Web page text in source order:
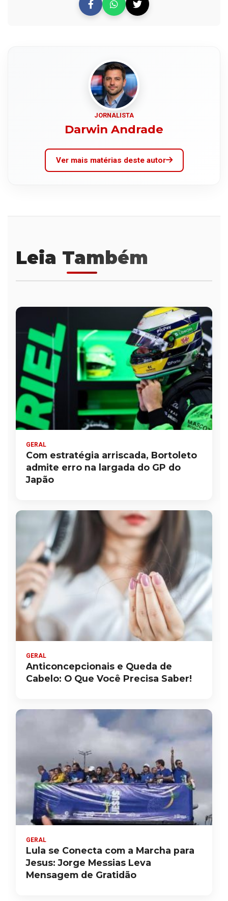
JORNALISTA
Darwin Andrade
Ver mais matérias deste autor
Leia Também
GERAL
Com estratégia arriscada, Bortoleto
admite erro na largada do GP do
Japão
GERAL
Anticoncepcionais e Queda de
Cabelo: O Que Você Precisa Saber!
GERAL
Lula se Conecta com a Marcha para
Jesus: Jorge Messias Leva
Mensagem de Gratidão